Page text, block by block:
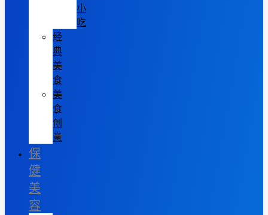
小
吃
经
典
美
食
美
食
创
意
保
健
美
容